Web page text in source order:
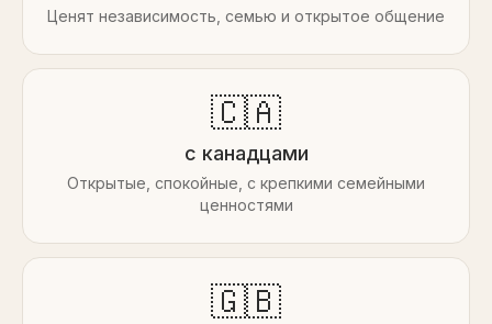
Ценят независимость, семью и открытое общение
🇨🇦
с канадцами
Открытые, спокойные, с крепкими семейными
ценностями
🇬🇧